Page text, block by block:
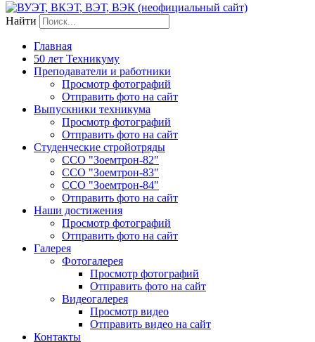
Найти
Главная
50 лет Техникуму
Преподаватели и работники
Просмотр фотографий
Отправить фото на сайт
Выпускники техникума
Просмотр фотографий
Отправить фото на сайт
Студенческие стройотряды
ССО "Зоемтрон-82"
ССО "Зоемтрон-83"
ССО "Зоемтрон-84"
Отправить фото на сайт
Наши достижения
Просмотр фотографий
Отправить фото на сайт
Галерея
Фотогалерея
Просмотр фотографий
Отправить фото на сайт
Видеогалерея
Просмотр видео
Отправить видео на сайт
Контакты